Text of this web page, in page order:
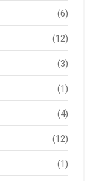
(6)
(12)
(3)
(1)
(4)
(12)
(1)